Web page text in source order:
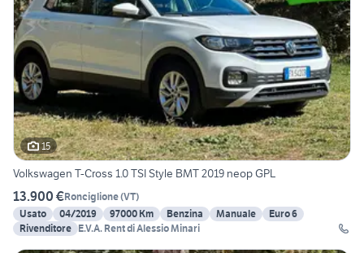
15
Volkswagen T-Cross 1.0 TSI Style BMT 2019 neop GPL
13.900 €Ronciglione(VT)
Usato
04/2019 97000 Km Benzina Manuale
Euro 6
Rivenditore E.V.A. Rent di Alessio Minari